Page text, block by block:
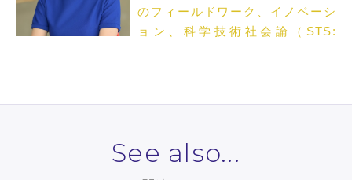
のフィールドワーク、イノベーシ
ョン、科学技術社会論（STS:
See also...